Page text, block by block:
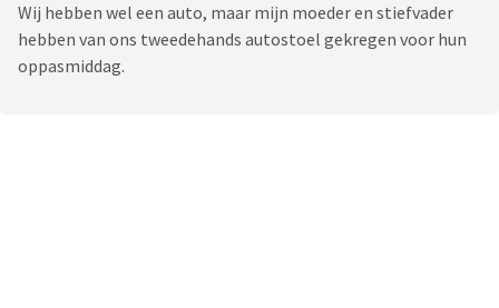
Wij hebben wel een auto, maar mijn moeder en stiefvader
hebben van ons tweedehands autostoel gekregen voor hun
oppasmiddag.